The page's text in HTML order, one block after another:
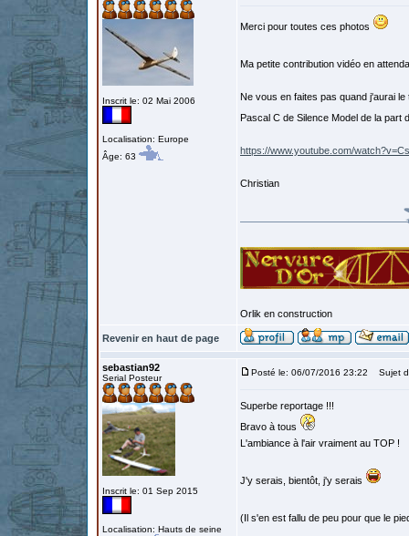
Inscrit le: 02 Mai 2006
Localisation: Europe
Âge: 63
Merci pour toutes ces photos
Ma petite contribution vidéo en
Ne vous en faites pas quand j'aurai
Pascal C de Silence Model de la
https://www.youtube.com/
Christian
Orlik en construction
Revenir en haut de page
sebastian92
Serial Posteur
Inscrit le: 01 Sep 2015
Localisation: Hauts de seine
Posté le: 06/07/2016 23:22 Sujet
Superbe reportage !!!
Bravo à tous
L'ambiance à l'air vraiment au TOP !
J'y serais, bientôt, j'y serais
(Il s'en est fallu de peu pour que le